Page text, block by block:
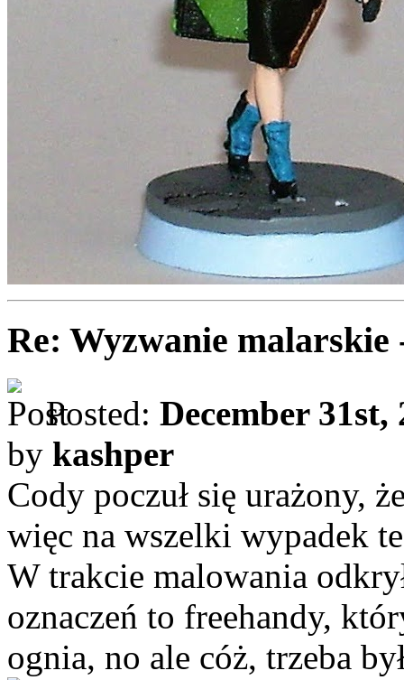
Re: Wyzwanie malarskie
Posted: December
by kashper
Cody poczuł się urażony,
więc na wszelki wypadek
W trakcie malowania
oznaczeń to freehandy,
ognia, no ale cóż, trzeba